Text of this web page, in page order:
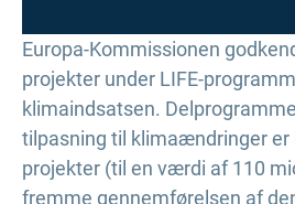
Europa-Kommissionen
projekter under LIFE-
klimaindsatsen.
tilpasning til klimaændringer er
projekter (til en værdi af 110
fremme gennemførelsen af